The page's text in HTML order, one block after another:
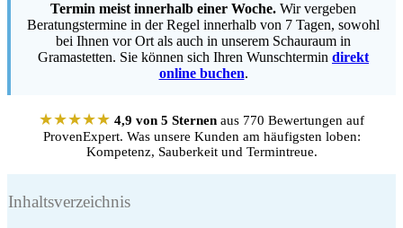
Termin meist innerhalb einer Woche. Wir vergeben
Beratungstermine in der Regel innerhalb von 7 Tagen, sowohl
bei Ihnen vor Ort als auch in unserem Schauraum in
Gramastetten. Sie können sich Ihren Wunschtermin direkt
online buchen.
★★★★★ 4,9 von 5 Sternen aus 770 Bewertungen auf
ProvenExpert. Was unsere Kunden am häufigsten loben:
Kompetenz, Sauberkeit und Termintreue.
Inhaltsverzeichnis